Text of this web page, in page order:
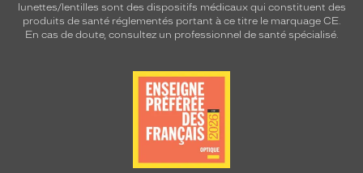
lunettes/lentilles sont des dispositifs médicaux qui constituent des
produits de santé réglementés portant à ce titre le marquage CE.
En cas de doute, consultez un professionnel de santé spécialisé.